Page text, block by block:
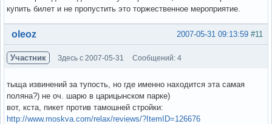
купить билет и не пропустить это торжественное мероприятие.
Вне форума #11
2007-05-31 09:13:59
oleoz
Участник Здесь с 2007-05-31 Сообщений: 4
тыща извинений за тупость, но где именно находится эта самая
поляна?) не оч. шарю в царицынском парке)
вот, кста, пикет против тамошней стройки:
http://www.moskva.com/relax/reviews/?ItemID=126676